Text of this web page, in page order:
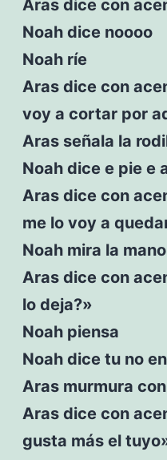
Aras dice con
Noah dice noooo
Noah ríe
Aras dice con
voy a cortar por
Aras señala la
Noah dice e pie e
Aras dice con
me lo voy a
Noah mira la
Aras dice con
lo deja?»
Noah piensa
Noah dice tu no
Aras murmura
Aras dice con
gusta más el